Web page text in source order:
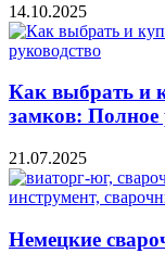
14.10.2025
Как выбрать и
замков: Полное
21.07.2025
Немецкие